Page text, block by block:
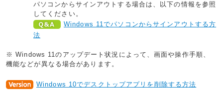
パソコンからサインアウトする場合は、以下の情報を参照
してください。
Windows 11でパソコンからサインアウトする方
法
※ Windows 11のアップデート状況によって、画面や操作手順、
機能などが異なる場合があります。
Windows 10でデスクトップアプリを削除する方法